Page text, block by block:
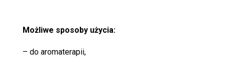
Możliwe sposoby użycia:
– do aromaterapii,